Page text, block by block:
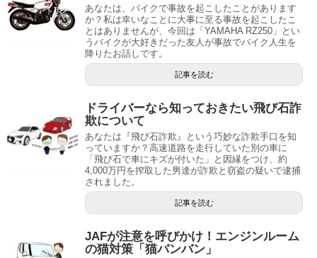
あなたは、バイクで事故を起こしたことがあります
か？私は幸いなことに大事に至る事故を起こしたこ
とはありませんが、今回は「YAMAHA RZ250」とい
うバイクが大好きだった友人が事故でバイク人生を
降りたお話しです。
記事を読む
ドライバーなら知っておきたい飛び石詐
欺について
あなたは『飛び石詐欺』という巧妙な詐欺手口を知
っていますか？高速道路を走行していた別の車に
「飛び石で車にキズが付いた」と因縁をつけ、約
4,000万円を搾取した男達が詐欺と窃盗の疑いで逮捕
されました。
記事を読む
JAFが注意を呼びかけ！エンジンルーム
の猫対策「猫バンバン」